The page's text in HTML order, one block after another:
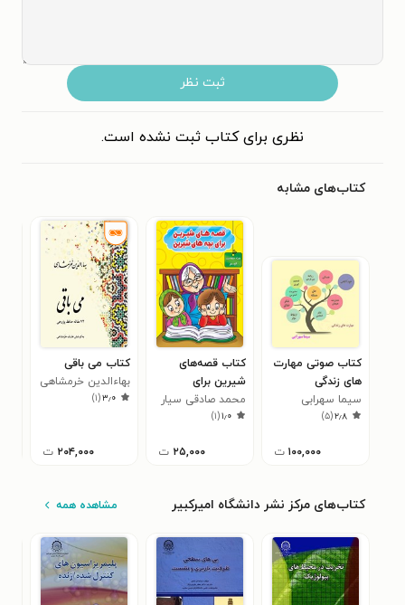
ثبت نظر
نظری برای کتاب ثبت نشده است.
کتاب‌های مشابه
کتاب صوتی مهارت
های زندگی
سیما سهرابی
۲٫۸(۵)
۱۰۰,۰۰۰ ت
کتاب قصه‌های
شیرین برای
بچه‌های شیرین
(ویژه متولدین تیر)
محمد صادقی سیار
۱٫۰(۱)
۲۵,۰۰۰ ت
کتاب می باقی
بهاءالدین خرمشاهی
۳٫۰(۱)
۲۰۴,۰۰۰ ت
کتاب‌های مرکز نشر دانشگاه امیرکبیر مشاهده همه